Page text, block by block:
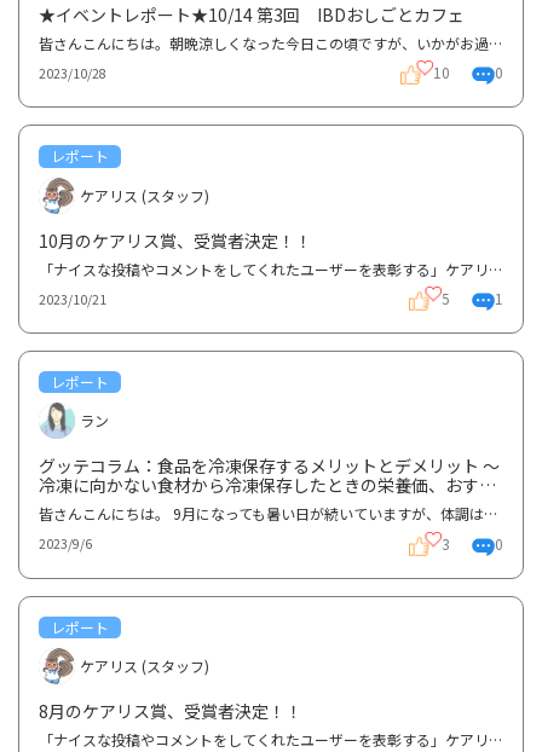
★イベントレポート★10/14 第3回 IBDおしごとカフェ
皆さんこんにちは。朝晩涼しくなった今日この頃ですが、いかがお過ごしですか？さて、グッテではIBD患者...
2023/10/28 10 0
レポート
ケアリス (スタッフ)
10月のケアリス賞、受賞者決定！！
「ナイスな投稿やコメントをしてくれたユーザーを表彰する」ケアリス賞ですが、今月の受賞者は、8、9月...
2023/10/21 5 1
レポート
ラン
グッテコラム：食品を冷凍保存するメリットとデメリット ～
冷凍に向かない食材から冷凍保存したときの栄養価、おすす
めレシピまで～
皆さんこんにちは。 9月になっても暑い日が続いていますが、体調はいかがですか？？私は最近ちょっぴり...
2023/9/6 3 0
レポート
ケアリス (スタッフ)
8月のケアリス賞、受賞者決定！！
「ナイスな投稿やコメントをしてくれたユーザーを表彰する」ケアリス賞ですが、今月の受賞者は、6.7月の...